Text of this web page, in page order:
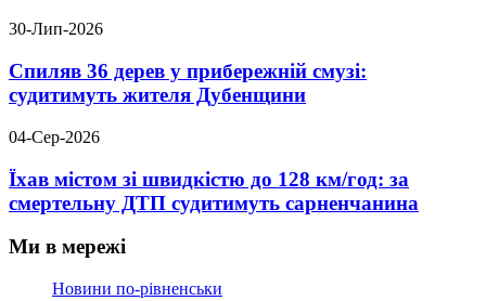
30-Лип-2026
Спиляв 36 дерев у прибережній смузі:
судитимуть жителя Дубенщини
04-Сер-2026
Їхав містом зі швидкістю до 128 км/год: за
смертельну ДТП судитимуть сарненчанина
Ми в мережі
Новини по-рівненськи